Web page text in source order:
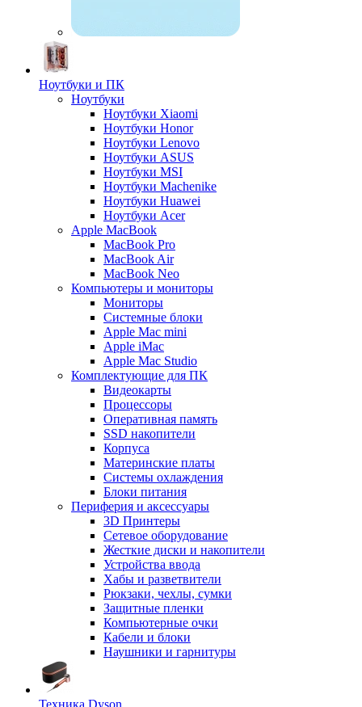
Ноутбуки и ПК
Ноутбуки
Ноутбуки Xiaomi
Ноутбуки Honor
Ноутбуки Lenovo
Ноутбуки ASUS
Ноутбуки MSI
Ноутбуки Machenike
Ноутбуки Huawei
Ноутбуки Acer
Apple MacBook
MacBook Pro
MacBook Air
MacBook Neo
Компьютеры и мониторы
Мониторы
Системные блоки
Apple Mac mini
Apple iMac
Apple Mac Studio
Комплектующие для ПК
Видеокарты
Процессоры
Оперативная память
SSD накопители
Корпуса
Материнские платы
Системы охлаждения
Блоки питания
Периферия и аксессуары
3D Принтеры
Сетевое оборудование
Жесткие диски и накопители
Устройства ввода
Хабы и разветвители
Рюкзаки, чехлы, сумки
Защитные пленки
Компьютерные очки
Кабели и блоки
Наушники и гарнитуры
Техника Dyson